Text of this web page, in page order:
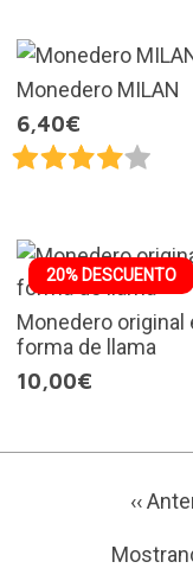
Monedero MILAN
6,40€
20% DESCUENTO
Monedero original
forma de llama
10,00€
‹‹